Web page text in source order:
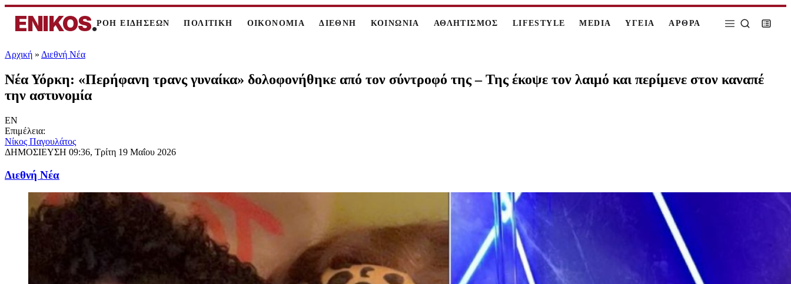
ENIKOS.ΡΟΗ ΕΙΔΗΣΕΩΝ ΠΟΛΙΤΙΚΗ ΟΙΚΟΝΟΜΙΑ ΔΙΕΘΝΗ ΚΟΙΝΩΝΙΑ ΑΘΛΗΤΙΣΜΟΣ LIFESTYLE MEDIA ΥΓΕΙΑ ΑΡΘΡΑ
Αρχική » Διεθνή Νέα
Νέα Υόρκη: «Περήφανη τρανς γυναίκα» δολοφονήθηκε από τον σύντροφό της – Της έκοψε τον λαιμό και περίμενε στον καναπέ
την αστυνομία
EN
Επιμέλεια:
Νίκος Παγουλάτος
ΔΗΜΟΣΙΕΥΣΗ 09:36, Τρίτη 19 Μαΐου 2026
Διεθνή Νέα